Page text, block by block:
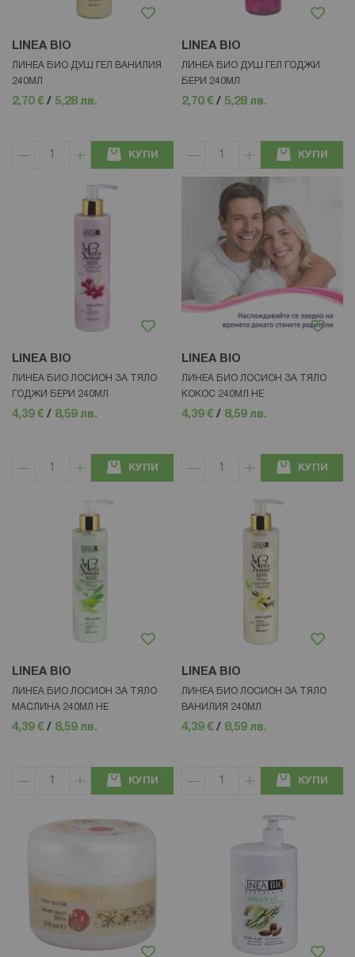
LINEA BIO
ЛИНЕА БИО ДУШ ГЕЛ ВАНИЛИЯ
240МЛ
2,70 € / 5,28 лв.
КУПИ
LINEA BIO
ЛИНЕА БИО ДУШ ГЕЛ ГОДЖИ
БЕРИ 240МЛ
2,70 € / 5,28 лв.
КУПИ
LINEA BIO
ЛИНЕА БИО ЛОСИОН ЗА ТЯЛО
ГОДЖИ БЕРИ 240МЛ
4,39 € / 8,59 лв.
КУПИ
LINEA BIO
ЛИНЕА БИО ЛОСИОН ЗА ТЯЛО
КОКОС 240МЛ НЕ
4,39 € / 8,59 лв.
КУПИ
LINEA BIO
ЛИНЕА БИО ЛОСИОН ЗА ТЯЛО
МАСЛИНА 240МЛ НЕ
4,39 € / 8,59 лв.
КУПИ
LINEA BIO
ЛИНЕА БИО ЛОСИОН ЗА ТЯЛО
ВАНИЛИЯ 240МЛ
4,39 € / 8,59 лв.
КУПИ